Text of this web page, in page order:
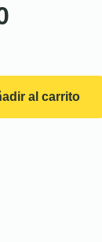
al carrito